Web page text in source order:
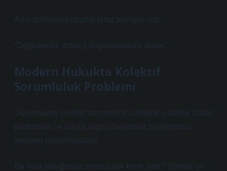
Ama mühendis tarafım biraz tedirgin olur:
“Değişkenlik arttıkça öngörülebilirlik düşer.”
Modern Hukukta Kolektif
Sorumluluk Problemi
Günümüzde kolektif sorumluluk özellikle şirketler, dijital
platformlar ve büyük organizasyonlar bağlamında
yeniden tartışılmaktadır.
Bir hata olduğunda sorumluluk kime aittir? Yöneticiye